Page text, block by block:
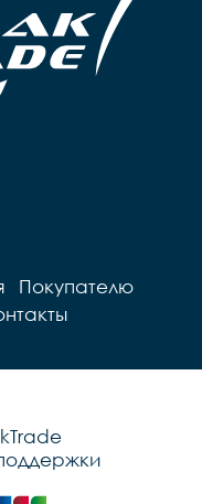
Покупателю